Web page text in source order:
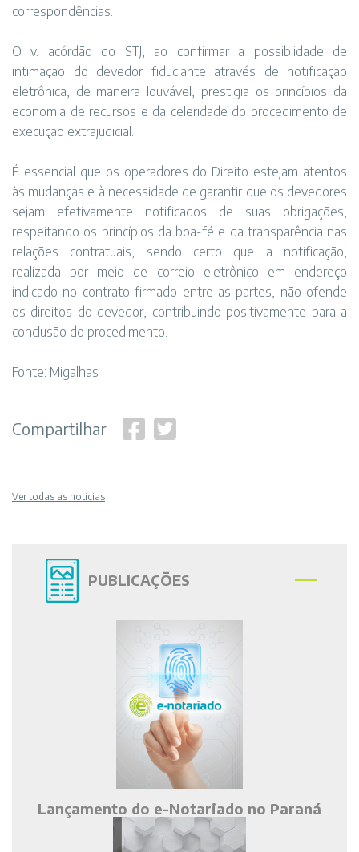
correspondências.
O v. acórdão do STJ, ao confirmar a possiblidade de
intimação do devedor fiduciante através de notificação
eletrônica, de maneira louvável, prestigia os princípios da
economia de recursos e da celeridade do procedimento de
execução extrajudicial.
É essencial que os operadores do Direito estejam atentos
às mudanças e à necessidade de garantir que os devedores
sejam efetivamente notificados de suas obrigações,
respeitando os princípios da boa-fé e da transparência nas
relações contratuais, sendo certo que a notificação,
realizada por meio de correio eletrônico em endereço
indicado no contrato firmado entre as partes, não ofende
os direitos do devedor, contribuindo positivamente para a
conclusão do procedimento.
Fonte: Migalhas
Compartilhar
Ver todas as notícias
PUBLICAÇÕES
Lançamento do e-Notariado no Paraná